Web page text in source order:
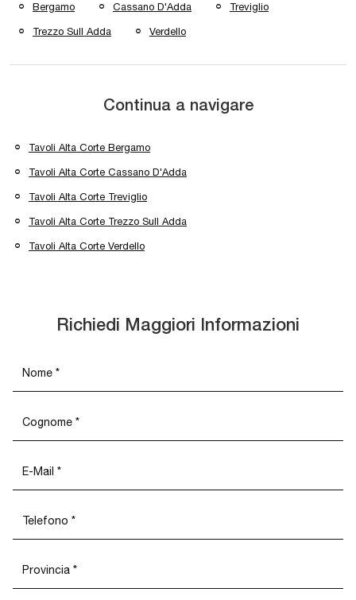
Bergamo Cassano D'Adda Treviglio
Trezzo Sull Adda Verdello
Continua a navigare
Tavoli Alta Corte Bergamo
Tavoli Alta Corte Cassano D'Adda
Tavoli Alta Corte Treviglio
Tavoli Alta Corte Trezzo Sull Adda
Tavoli Alta Corte Verdello
Richiedi Maggiori Informazioni